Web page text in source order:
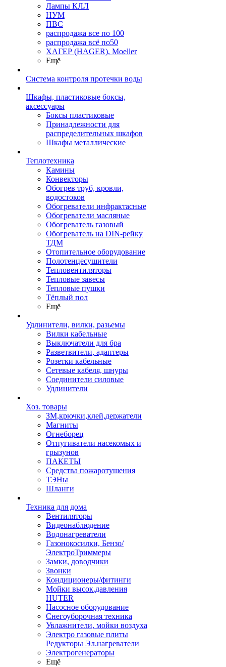
Лампы КЛЛ
НУМ
ПВС
распродажа все по 100
распродажа всё по50
ХАГЕР (HAGER), Moeller
Ещё
Система контроля протечки воды
Шкафы, пластиковые боксы,
аксессуары
Боксы пластиковые
Принадлежности для
распределительных шкафов
Шкафы металлические
Теплотехника
Камины
Конвекторы
Обогрев труб, кровли,
водостоков
Обогреватели инфрактасные
Обогреватели масляные
Обогреватель газовый
Обогреватель на DIN-рейку
ТДМ
Отопительное оборудование
Полотенцесушители
Тепловентиляторы
Тепловые завесы
Тепловые пушки
Тёплый пол
Ещё
Удлинители, вилки, разьемы
Вилки кабельные
Выключатели для бра
Разветвители, адаптеры
Розетки кабельные
Сетевые кабеля, шнуры
Соединители силовые
Удлинители
Хоз. товары
ЗМ,крючки,клей,держатели
Магниты
Огнеборец
Отпугиватели насекомых и
грызунов
ПАКЕТЫ
Средства пожаротушения
ТЭНы
Шланги
Техника для дома
Вентиляторы
Видеонаблюдение
Водонагреватели
Газонокосилки, Бензо/
ЭлектроТриммеры
Замки, доводчики
Звонки
Кондиционеры/фитинги
Мойки высок.давления
HUTER
Насосное оборудование
Снегоуборочная техника
Увлажнители, мойки воздуха
Электро газовые плиты
Редукторы Эл.нагреватели
Электрогенераторы
Ещё